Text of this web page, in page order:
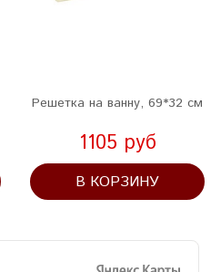
Решетка на ванну, 69*32 см
1105 руб
В КОРЗИНУ